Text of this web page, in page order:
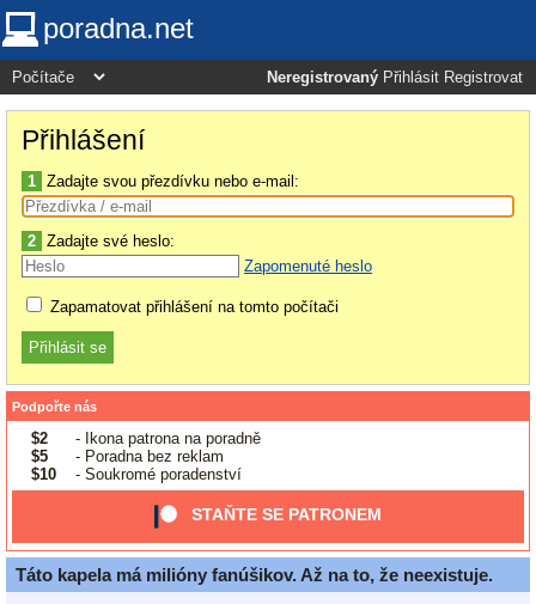
poradna.net
Neregistrovaný Přihlásit Registrovat
Přihlášení
1 Zadajte svou přezdívku nebo e-mail:
2 Zadajte své heslo:
Zapomenuté heslo
Zapamatovat přihlášení na tomto počítači
Podpořte nás
$2
- Ikona patrona na poradně
$5
- Poradna bez reklam
$10
- Soukromé poradenství
STAŇTE SE PATRONEM
Táto kapela má milióny fanúšikov. Až na to, že neexistuje.